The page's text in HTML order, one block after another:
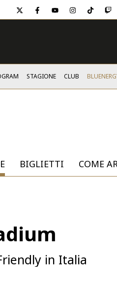
twitter facebook
youtubeinstagram
tiktok
STAGIONE CLUB
BIGLIETTI COME
in Italia